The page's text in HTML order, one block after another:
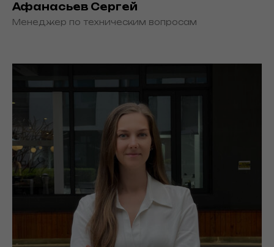
Афанасьев Сергей
Менеджер по техническим вопросам